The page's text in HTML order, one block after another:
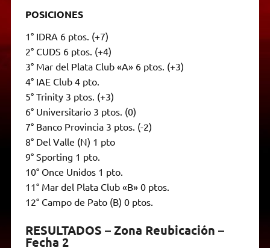
POSICIONES
1° IDRA 6 ptos. (+7)
2° CUDS 6 ptos. (+4)
3° Mar del Plata Club «A» 6 ptos. (+3)
4° IAE Club 4 pto.
5° Trinity 3 ptos. (+3)
6° Universitario 3 ptos. (0)
7° Banco Provincia 3 ptos. (-2)
8° Del Valle (N) 1 pto
9° Sporting 1 pto.
10° Once Unidos 1 pto.
11° Mar del Plata Club «B» 0 ptos.
12° Campo de Pato (B) 0 ptos.
RESULTADOS – Zona Reubicación –
Fecha 2